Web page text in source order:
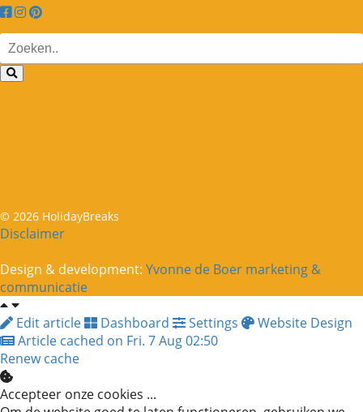
© 2026 HolidayBreaks
Disclaimer
Design & development: Yvonne de Boer marketing &
communicatie
Edit article
Dashboard Settings
Website Design
Article cached on Fri. 7 Aug 02:50
Renew cache
Accepteer onze cookies ...